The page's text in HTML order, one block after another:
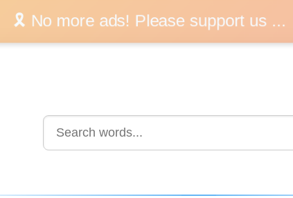
🎗️ No more ads! Please support us ...